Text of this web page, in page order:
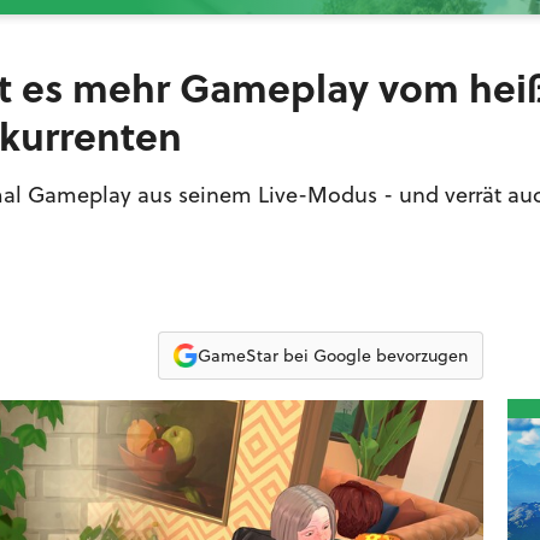
es mehr Gameplay vom
Gameplay aus seinem Live-Modus - und verrät
GameStar bei Google bevorzugen